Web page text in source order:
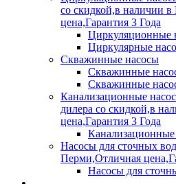
со скидкой,в наличии
цена,Гарантия 3 Года
Циркуляционные
Циркулярные
Скважинные насосы
Скважинные
Скважинные
Канализационные
дилера со скидкой,в
цена,Гарантия 3 Года
Насосы для сточных
Перми,Отличная
Насосы для